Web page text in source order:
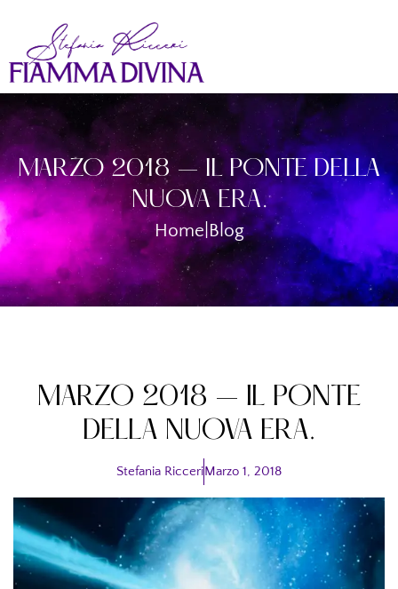
MARZO 2018 – IL PONTE DELLA
NUOVA ERA.
Home|Blog
MARZO 2018 – IL PONTE
DELLA NUOVA ERA.
Stefania RicceriMarzo 1, 2018